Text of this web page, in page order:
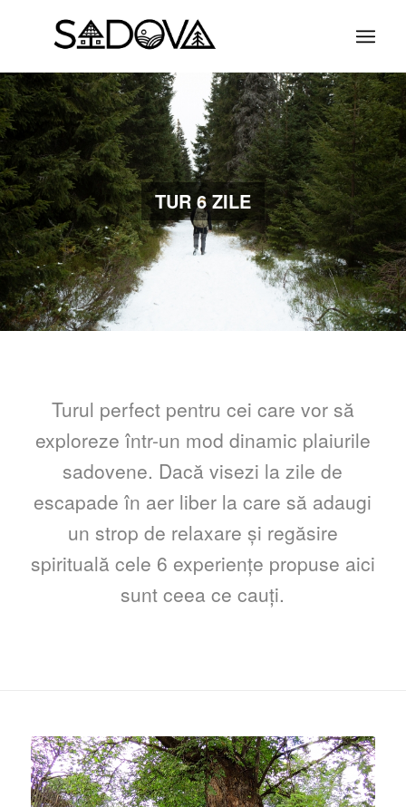
TUR 6 ZILE
Turul perfect pentru cei care vor să
exploreze într-un mod dinamic plaiurile
sadovene. Dacă visezi la zile de
escapade în aer liber la care să adaugi
un strop de relaxare și regăsire
spirituală cele 6 experiențe propuse aici
sunt ceea ce cauți.